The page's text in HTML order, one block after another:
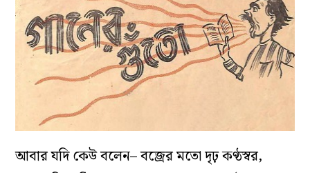
আবার যদি কেউ বলেন– বজ্রের মতো দৃঢ় কণ্ঠস্বর,